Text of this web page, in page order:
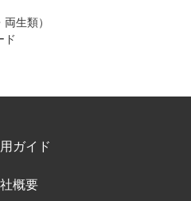
生類）
ド
ガイド
概要